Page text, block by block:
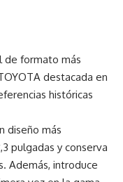
de formato más
destacada en
históricas
diseño más
pulgadas y conserva
Además, introduce